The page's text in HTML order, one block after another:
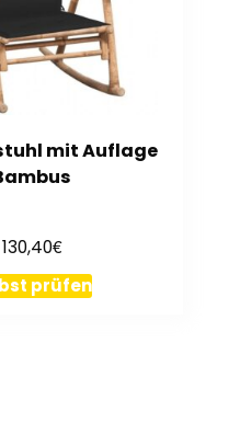
mit Auflage
130,40€
prüfen